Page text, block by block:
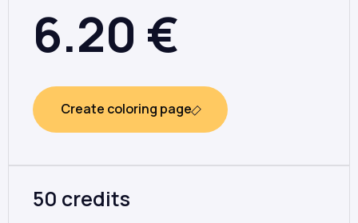
6.20 €
Create coloring page
50 credits